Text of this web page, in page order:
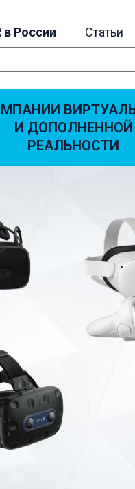
в России Статьи
И ДОПОЛНЕННОЙ
РЕАЛЬНОСТИ